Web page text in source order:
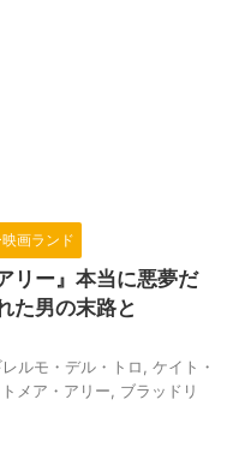
画ランド
リー』本当に悪夢だ
た男の末路と
レルモ・デル・トロ
ケイト・
メア・アリー
ブラッドリ